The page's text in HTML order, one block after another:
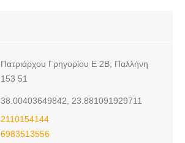
Πατριάρχου Γρηγορίου Ε 2B, Παλλήνη
153 51
38.00403649842, 23.881091929711
2110154144
6983513556